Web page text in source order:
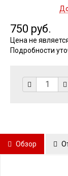
750 руб.
Цена не
Подробности
Обзор